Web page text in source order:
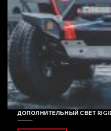
ДОПОЛНИТЕЛЬНЫЙ СВЕТ RIGID